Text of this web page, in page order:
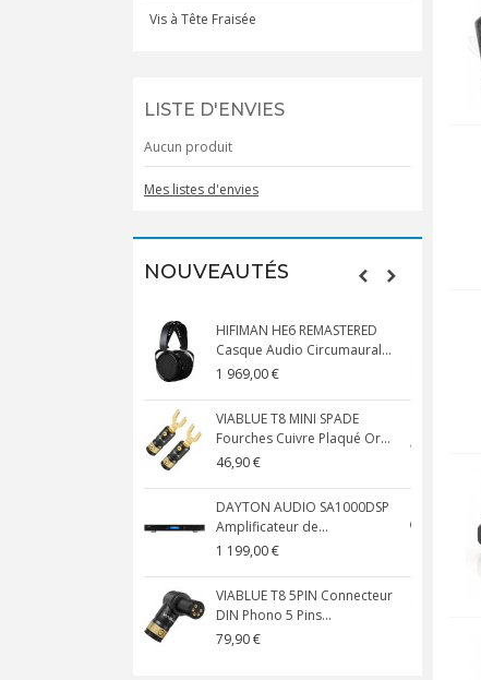
Vis à Tête Fraisée
LISTE D'ENVIES
Aucun produit
Mes listes d'envies
NOUVEAUTÉS
HIFIMAN HE6 REMASTERED
Casque Audio Circumaural...
1 969,00 €
VIABLUE T8 MINI SPADE
Fourches Cuivre Plaqué Or...
46,90 €
DAYTON AUDIO SA1000DSP
Amplificateur de...
1 199,00 €
VIABLUE T8 5PIN Connecteur
DIN Phono 5 Pins...
79,90 €